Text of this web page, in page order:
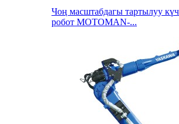
Чоң масштабдагы тартылуу
робот MOTOMAN-...